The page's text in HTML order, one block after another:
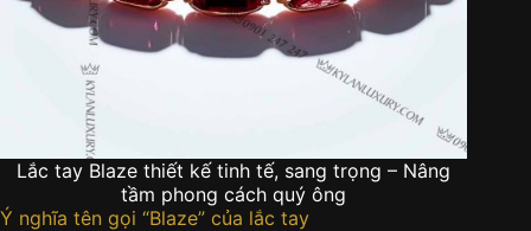
Lắc tay Blaze thiết kế tinh tế, sang trọng – Nâng
tầm phong cách quý ông
Ý nghĩa tên gọi “Blaze” của lắc tay